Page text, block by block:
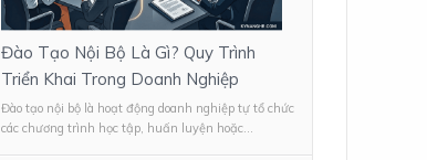
Đào Tạo Nội Bộ Là Gì? Quy Trình
Triển Khai Trong Doanh Nghiệp
Đào tạo nội bộ là hoạt động doanh nghiệp tự tổ chức
các chương trình học tập, huấn luyện hoặc...